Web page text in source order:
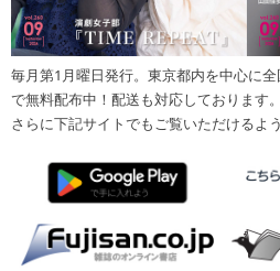
毎月第1月曜日発行。東京都内を中心に
で無料配布中！配送も対応しております。
さらに下記サイトでもご覧いただけるよ